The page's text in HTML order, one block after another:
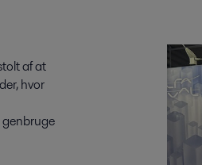
af at
hvor
genbruge